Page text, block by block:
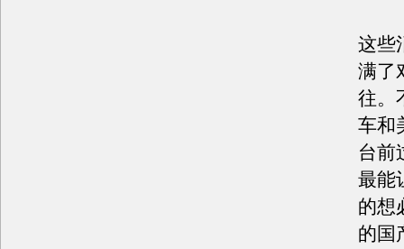
这些
满了
往。
车和
台前
最能
的想
的国